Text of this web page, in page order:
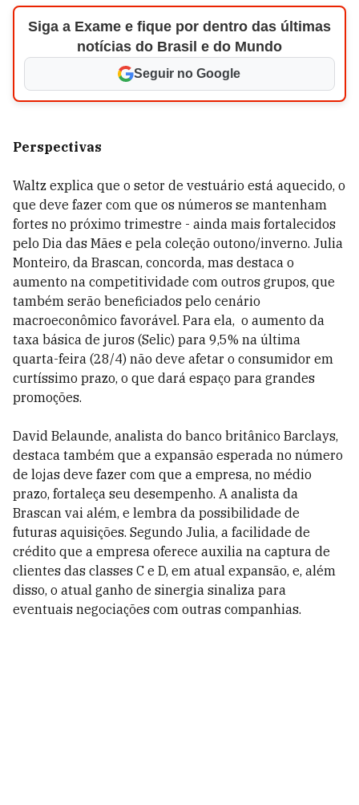
Siga a Exame e fique por dentro das últimas
notícias do Brasil e do Mundo
Seguir no Google
Perspectivas
Waltz explica que o setor de vestuário está aquecido, o
que deve fazer com que os números se mantenham
fortes no próximo trimestre - ainda mais fortalecidos
pelo Dia das Mães e pela coleção outono/inverno. Julia
Monteiro, da Brascan, concorda, mas destaca o
aumento na competitividade com outros grupos, que
também serão beneficiados pelo cenário
macroeconômico favorável. Para ela, o aumento da
taxa básica de juros (Selic) para 9,5% na última
quarta-feira (28/4) não deve afetar o consumidor em
curtíssimo prazo, o que dará espaço para grandes
promoções.
David Belaunde, analista do banco britânico Barclays,
destaca também que a expansão esperada no número
de lojas deve fazer com que a empresa, no médio
prazo, fortaleça seu desempenho. A analista da
Brascan vai além, e lembra da possibilidade de
futuras aquisições. Segundo Julia, a facilidade de
crédito que a empresa oferece auxilia na captura de
clientes das classes C e D, em atual expansão, e, além
disso, o atual ganho de sinergia sinaliza para
eventuais negociações com outras companhias.